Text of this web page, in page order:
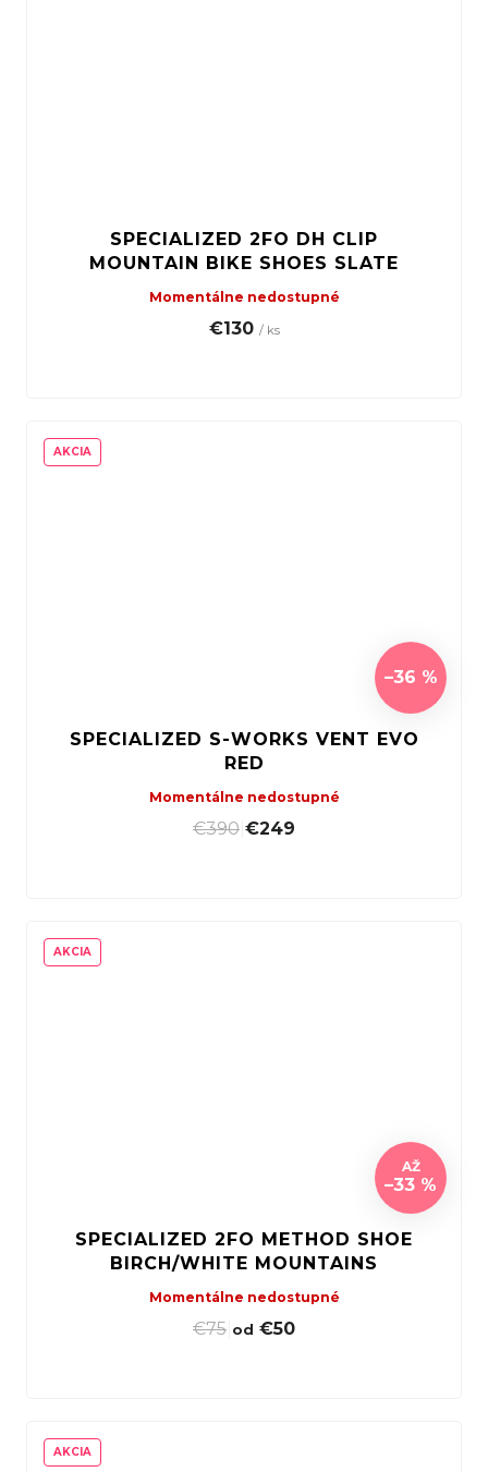
SPECIALIZED 2FO DH CLIP
MOUNTAIN BIKE SHOES SLATE
Momentálne nedostupné
€130 / ks
AKCIA
–36 %
SPECIALIZED S-WORKS VENT EVO
RED
Momentálne nedostupné
€390 €249
AKCIA
AŽ
–33 %
SPECIALIZED 2FO METHOD SHOE
BIRCH/WHITE MOUNTAINS
Momentálne nedostupné
€75 od €50
AKCIA